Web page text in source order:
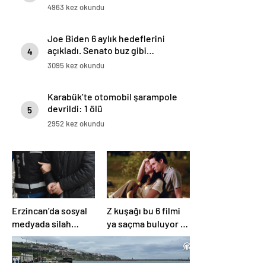
4963 kez okundu
4
Joe Biden 6 aylık hedeflerini
açıkladı. Senato buz gibi…
3095 kez okundu
5
Karabük’te otomobil şarampole
devrildi: 1 ölü
2952 kez okundu
Erzincan’da sosyal
medyada silah
teşhiri yapanlar
yakalandı
Z kuşağı bu 6 filmi
ya saçma buluyor ya
da rahatsız edici ve
toksik!